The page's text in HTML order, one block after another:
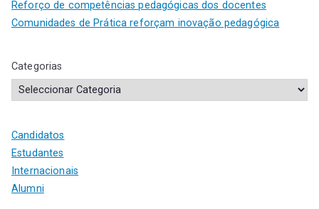
Reforço de competências pedagógicas dos docentes
Comunidades de Prática reforçam inovação pedagógica
Categorias
Candidatos
Estudantes
Internacionais
Alumni